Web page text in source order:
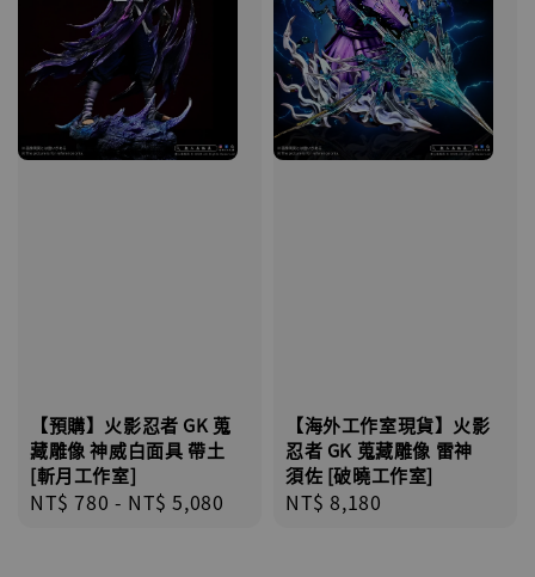
【預購】火影忍者 GK 蒐
藏雕像 神威白面具 帶土
[斬月工作室]
Regular
NT$ 780 - NT$ 5,080
【海外工作室現貨】火影
忍者 GK 蒐藏雕像 雷神
須佐 [破曉工作室]
Regular
NT$ 8,180